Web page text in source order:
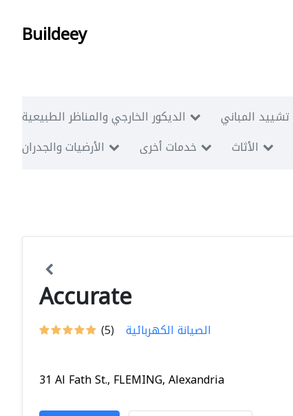
Buildeey
الديكور الخارجي والمناظر الطبيعية تشييد المباني
الأرضيات والجدران
خدمات أخرى الأثاث
Accurate
(5) الصيانة الكهربائية
31 Al Fath St., FLEMING, Alexandria